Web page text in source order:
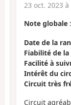
23 oct. 2023 à
Note globale :
Date de la
Fiabilité de
Facilité à
Intérêt du
Circuit très
Circuit